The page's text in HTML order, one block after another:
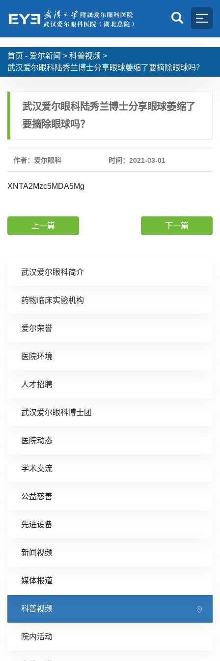
首页 - 爱尔新闻 > 科普视频 >
武汉爱尔眼科陆秀兰博士分享眼球萎缩了要摘除眼球吗？
武汉爱尔眼科简介
药物临床实验机构
爱尔荣誉
医院环境
人才招聘
武汉爱尔眼科博士团
医院动态
学术交流
公益慈善
先进设备
新闻视频
媒体报道
科普视频
院内活动
武汉爱尔眼科陆秀兰博士分享眼球萎缩了
要摘除眼球吗？
作者：爱尔眼科 时间：2021-03-01
XNTA2Mzc5MDA5Mg
上一篇 下一篇